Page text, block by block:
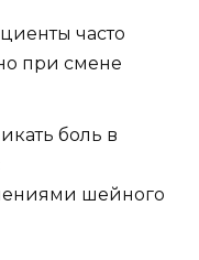
часто
при смене
боль в
шейного